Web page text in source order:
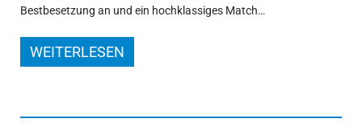
Bestbesetzung an und ein hochklassiges Match…
WEITERLESEN